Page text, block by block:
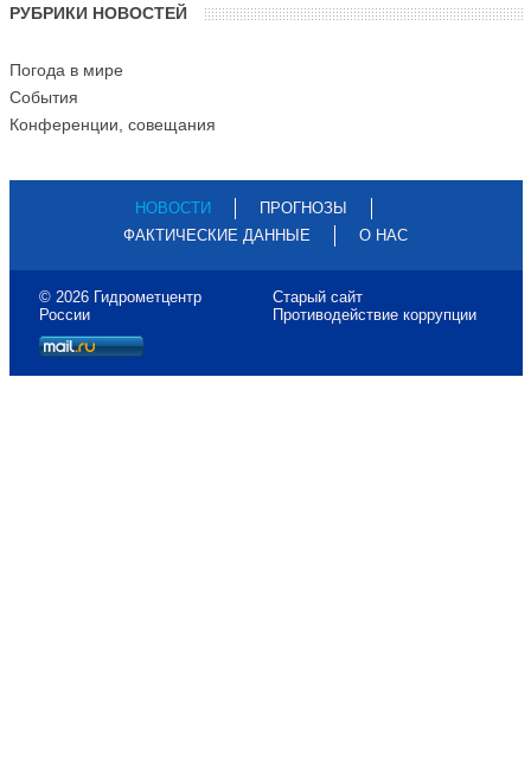
РУБРИКИ НОВОСТЕЙ
Погода в мире
События
Конференции, совещания
НОВОСТИ
ПРОГНОЗЫ
ФАКТИЧЕСКИЕ ДАННЫЕ
О НАС
© 2026 Гидрометцентр
России
Старый сайт
Противодействие коррупции